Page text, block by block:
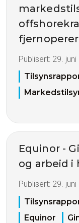
Publisert: 29.
Equinor -
og arbeid i
Publisert: 29.
Equinor